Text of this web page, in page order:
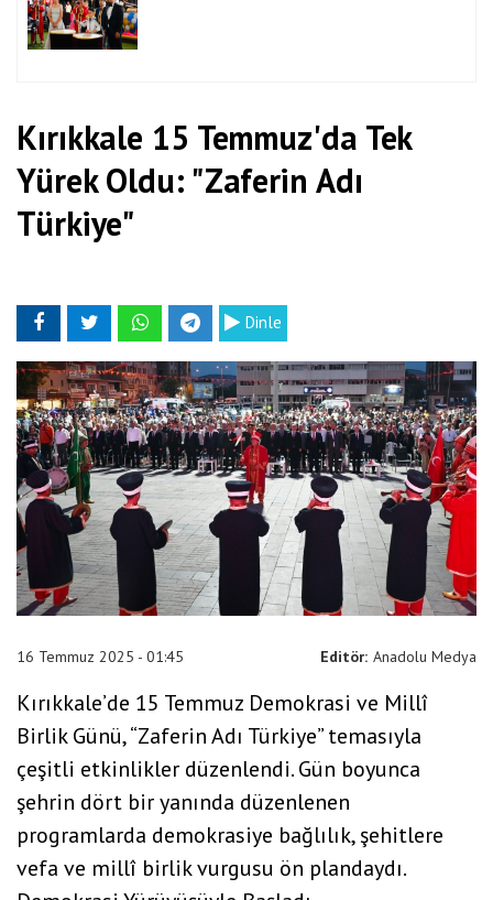
Kırıkkale 15 Temmuz'da Tek
Yürek Oldu: "Zaferin Adı
Türkiye"
Dinle
Editör: Anadolu Medya
16 Temmuz 2025 - 01:45
Kırıkkale’de 15 Temmuz Demokrasi ve Millî
Birlik Günü, “Zaferin Adı Türkiye” temasıyla
çeşitli etkinlikler düzenlendi. Gün boyunca
şehrin dört bir yanında düzenlenen
programlarda demokrasiye bağlılık, şehitlere
vefa ve millî birlik vurgusu ön plandaydı.